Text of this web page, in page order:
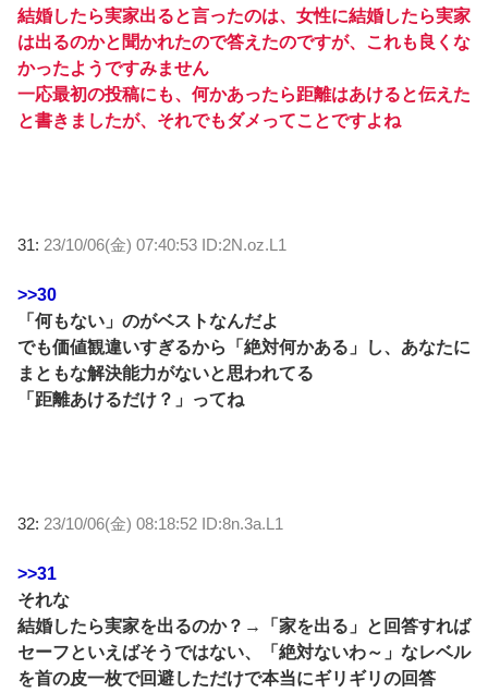
結婚したら実家出ると言ったのは、女性に結婚したら実家
は出るのかと聞かれたので答えたのですが、これも良くな
かったようですみません
一応最初の投稿にも、何かあったら距離はあけると伝えた
と書きましたが、それでもダメってことですよね
31: 23/10/06(金) 07:40:53 ID:2N.oz.L1
>>30
「何もない」のがベストなんだよ
でも価値観違いすぎるから「絶対何かある」し、あなたに
まともな解決能力がないと思われてる
「距離あけるだけ？」ってね
32: 23/10/06(金) 08:18:52 ID:8n.3a.L1
>>31
それな
結婚したら実家を出るのか？→「家を出る」と回答すれば
セーフといえばそうではない、「絶対ないわ～」なレベル
を首の皮一枚で回避しただけで本当にギリギリの回答